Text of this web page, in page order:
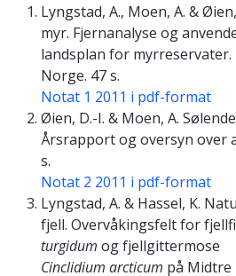
Lyngstad, A., Moen, A. &
myr. Fjernanalyse og
landsplan for
Norge. 47 s.
Notat 1 2011 i pdf-format
Øien, D.-I. & Moen, A.
Årsrapport og oversyn over
s.
Notat 2 2011 i pdf-format
Lyngstad, A. & Hassel, K.
fjell. Overvåkingsfelt for
turgidum og fjellgittermose
Cinclidium arcticum på Midtre